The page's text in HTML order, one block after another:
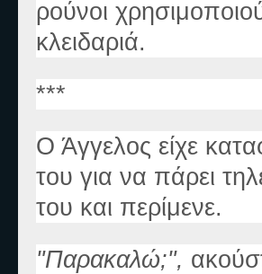
ρούνοι
κλειδαριά.
***
Ο Άγγελος είχε
του για να πάρει
του και περίμενε.
"Παρακαλώ;",